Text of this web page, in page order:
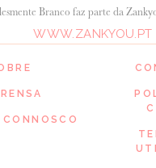
Branco faz parte da
WWW.ZANKYOU.PT